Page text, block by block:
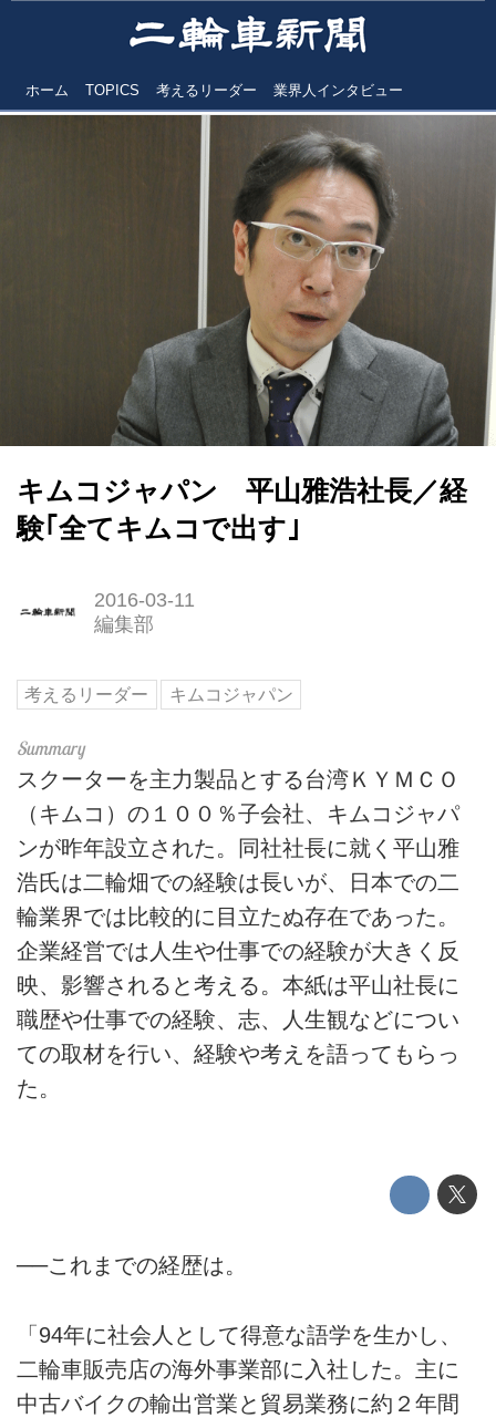
ホーム TOPICS 考えるリーダー 業界人インタビュー
キムコジャパン 平山雅浩社長／経
験｢全てキムコで出す｣
2016-03-11
編集部
考えるリーダー キムコジャパン
スクーターを主力製品とする台湾ＫＹＭＣＯ
（キムコ）の１００％子会社、キムコジャパ
ンが昨年設立された。同社社長に就く平山雅
浩氏は二輪畑での経験は長いが、日本での二
輪業界では比較的に目立たぬ存在であった。
企業経営では人生や仕事での経験が大きく反
映、影響されると考える。本紙は平山社長に
職歴や仕事での経験、志、人生観などについ
ての取材を行い、経験や考えを語ってもらっ
た。
──これまでの経歴は。
「94年に社会人として得意な語学を生かし、
二輪車販売店の海外事業部に入社した。主に
中古バイクの輸出営業と貿易業務に約２年間